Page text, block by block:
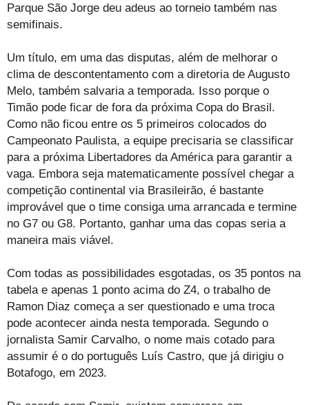
Parque São Jorge deu adeus ao torneio também nas
semifinais.
Um título, em uma das disputas, além de melhorar o
clima de descontentamento com a diretoria de Augusto
Melo, também salvaria a temporada. Isso porque o
Timão pode ficar de fora da próxima Copa do Brasil.
Como não ficou entre os 5 primeiros colocados do
Campeonato Paulista, a equipe precisaria se classificar
para a próxima Libertadores da América para garantir a
vaga. Embora seja matematicamente possível chegar a
competição continental via Brasileirão, é bastante
improvável que o time consiga uma arrancada e termine
no G7 ou G8. Portanto, ganhar uma das copas seria a
maneira mais viável.
Com todas as possibilidades esgotadas, os 35 pontos na
tabela e apenas 1 ponto acima do Z4, o trabalho de
Ramon Diaz começa a ser questionado e uma troca
pode acontecer ainda nesta temporada. Segundo o
jornalista Samir Carvalho, o nome mais cotado para
assumir é o do português Luís Castro, que já dirigiu o
Botafogo, em 2023.